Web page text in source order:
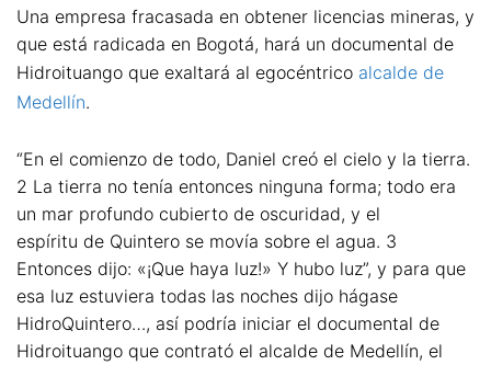
Una empresa fracasada en obtener licencias mineras, y
que está radicada en Bogotá, hará un documental de
Hidroituango que exaltará al egocéntrico alcalde de
Medellín.
“En el comienzo de todo, Daniel creó el cielo y la tierra.
2 La tierra no tenía entonces ninguna forma; todo era
un mar profundo cubierto de oscuridad, y el
espíritu de Quintero se movía sobre el agua. 3
Entonces dijo: «¡Que haya luz!» Y hubo luz”, y para que
esa luz estuviera todas las noches dijo hágase
HidroQuintero…, así podría iniciar el documental de
Hidroituango que contrató el alcalde de Medellín, el